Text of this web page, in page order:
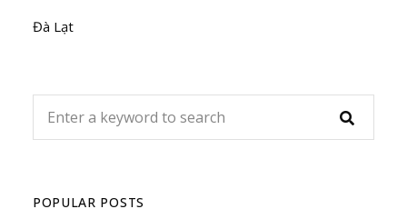
Đà Lạt
POPULAR POSTS